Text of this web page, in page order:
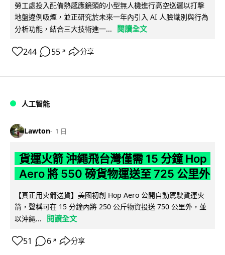
勞工處投入配備熱感應鏡頭的小型無人機進行高空巡邏以打擊
地盤違例吸煙，並正研究於未來一年內引入 AI 人臉識別與行為
分析功能，結合三大技術進一...
閱讀全文
244 55 ↗ 分享
人工智能
Lawton 1 日
貨運火箭 沖繩飛台灣僅需 15 分鐘 Hop
Aero 將 550 磅貨物運送至 725 公里外
【真正用火箭送貨】美國初創 Hop Aero 公開自動駕駛貨運火
箭，聲稱可在 15 分鐘內將 250 公斤物資投送 750 公里外，並
以沖繩...
閱讀全文
51 6 ↗ 分享